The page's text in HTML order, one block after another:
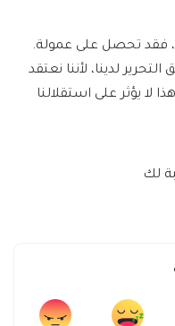
فقد تحصل على عمولة.
لدينا، لأننا نعتقد
يؤثر على استقلالنا
لك